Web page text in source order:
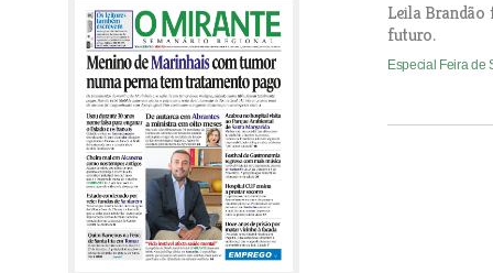
Leila Brandão
futuro.
Especial Feira de